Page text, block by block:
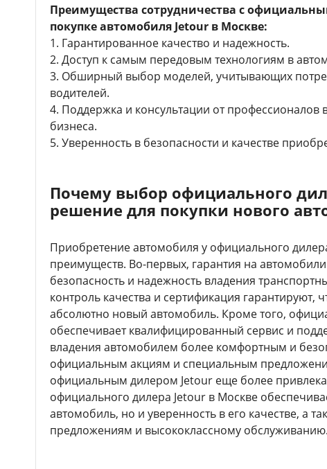
Преимущества сотрудничества с
покупке автомобиля Jetour в Москве:
1. Гарантированное качество и надежность.
2. Доступ к самым передовым технологиям в
3. Обширный выбор моделей, учитывающих
водителей.
4. Поддержка и консультации от профессионалов
бизнеса.
5. Уверенность в безопасности и качестве
Почему выбор официального
решение для покупки нового
Приобретение автомобиля у официального
преимуществ. Во-первых, гарантия на
безопасность и надежность владения
контроль качества и сертификация гарантируют,
абсолютно новый автомобиль. Кроме того,
обеспечивает квалифицированный сервис и
владения автомобилем более комфортным и
официальным акциям и специальным
официальным дилером Jetour еще более
официального дилера Jetour в Москве
автомобиль, но и уверенность в его качестве, а
предложениям и высококлассному обслуживанию.